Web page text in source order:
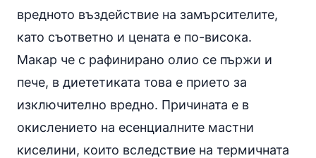
вредното въздействие на замърсителите,
като съответно и цената е по-висока.
Макар че с рафинирано олио се пържи и
пече, в диететиката това е прието за
изключително вредно. Причината е в
окислението на есенциалните мастни
киселини, които вследствие на термичната